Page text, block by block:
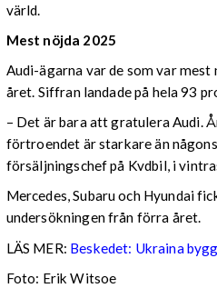
värld.
Mest nöjda 2025
Audi-ägarna var de som var
året. Siffran landade på hela 93
– Det är bara att gratulera Audi.
förtroendet är starkare än
försäljningschef på Kvdbil, i
Mercedes, Subaru och Hyundai
undersökningen från förra året.
LÄS MER: Beskedet: Ukraina
Foto: Erik Witsoe